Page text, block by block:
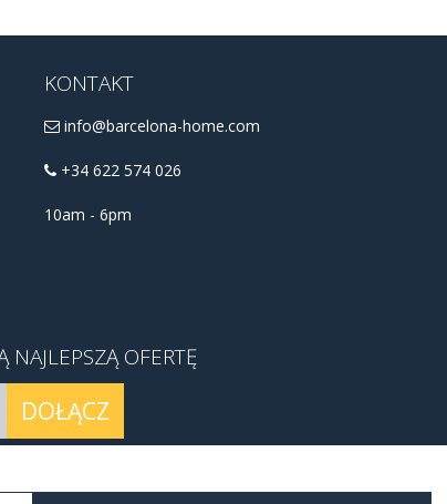
KONTAKT
info@barcelona-home.com
+34 622 574 026
10am - 6pm
NAJLEPSZĄ OFERTĘ
DOŁĄCZ